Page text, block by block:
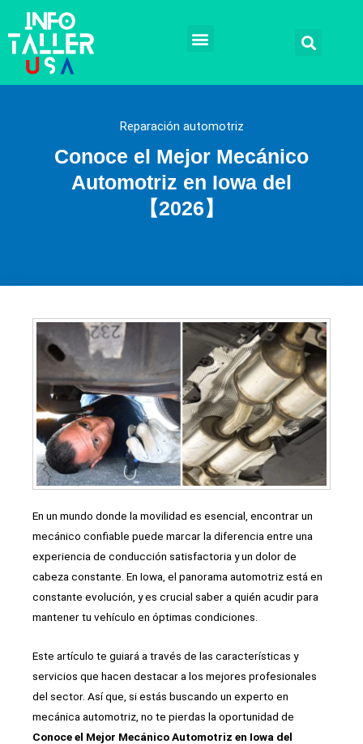
contenido
Reparación automotriz
Conoce el Mejor Mecánico
Automotriz en Iowa del
【2026】
En un mundo donde la movilidad es esencial, encontrar un
mecánico confiable puede marcar la diferencia entre una
experiencia de conducción satisfactoria y un dolor de
cabeza constante. En Iowa, el panorama automotriz está en
constante evolución, y es crucial saber a quién acudir para
mantener tu vehículo en óptimas condiciones.
Este artículo te guiará a través de las características y
servicios que hacen destacar a los mejores profesionales
del sector. Así que, si estás buscando un experto en
mecánica automotriz, no te pierdas la oportunidad de
Conoce el Mejor Mecánico Automotriz en Iowa del